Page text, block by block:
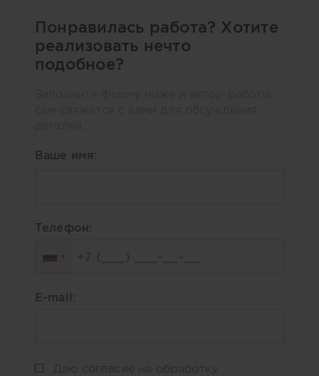
Понравилась работа? Хотите
реализовать нечто
подобное?
Ваше имя:
Телефон:
E-mail:
Даю
на обработку